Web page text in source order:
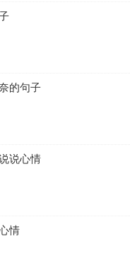
的句子
说心情
情